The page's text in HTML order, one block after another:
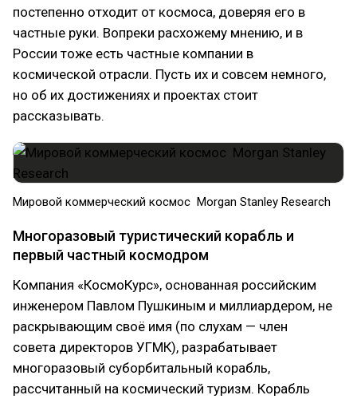
постепенно отходит от космоса, доверяя его в
частные руки. Вопреки расхожему мнению, и в
России тоже есть частные компании в
космической отрасли. Пусть их и совсем немного,
но об их достижениях и проектах стоит
рассказывать.
Мировой коммерческий космос Morgan Stanley Research
Многоразовый туристический корабль и
первый частный космодром
Компания «КосмоКурс», основанная российским
инженером Павлом Пушкиным и миллиардером, не
раскрывающим своё имя (по слухам — член
совета директоров УГМК), разрабатывает
многоразовый суборбитальный корабль,
рассчитанный на космический туризм. Корабль